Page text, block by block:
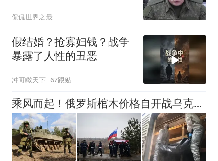
侃侃世界之最
假结婚？抢寡妇钱？战争
暴露了人性的丑恶
冲哥瞰天下 67跟贴
乘风而起！俄罗斯棺木价格自开战乌克兰以来暴涨105%，殃及身后事